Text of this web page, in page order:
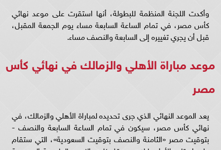
وأكدت اللجنة المنظمة للبطولة، أنها استقرت على موعد نهائي
كأس مصر، في تمام الساعة السابعة مساء يوم الجمعة المقبل،
قبل أن يجري تغييره إلى السابعة والنصف مساء.
موعد مباراة الأهلي والزمالك في نهائي كأس
مصر
يعد الموعد النهائي الذي جرى تحديده لمباراة الأهلي والزمالك، في
نهائي كأس مصر، سيكون في تمام الساعة السابعة والنصف -
بتوقيت مصر «الثامنة والنصف بتوقيت السعودية»، التي ستقام